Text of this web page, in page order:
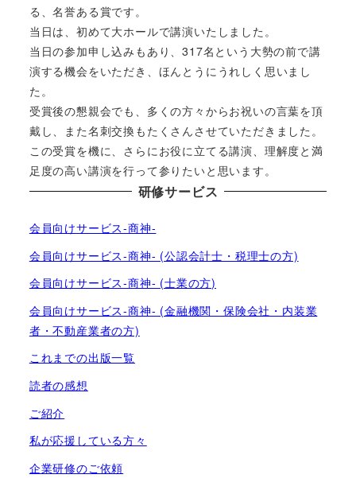
る、名誉ある賞です。
当日は、初めて大ホールで講演いたしました。
当日の参加申し込みもあり、317名という大勢の前で講
演する機会をいただき、ほんとうにうれしく思いまし
た。
受賞後の懇親会でも、多くの方々からお祝いの言葉を頂
戴し、また名刺交換もたくさんさせていただきました。
この受賞を機に、さらにお役に立てる講演、理解度と満
足度の高い講演を行って参りたいと思います。
研修サービス
会員向けサービス-商神-
会員向けサービス-商神- (公認会計士・税理士の方)
会員向けサービス-商神- (士業の方)
会員向けサービス-商神- (金融機関・保険会社・内装業
者・不動産業者の方)
これまでの出版一覧
読者の感想
ご紹介
私が応援している方々
企業研修のご依頼